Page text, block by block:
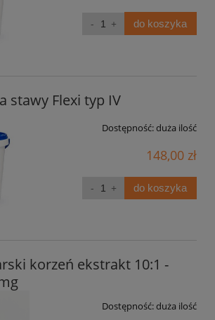
do koszyka
stawy Flexi typ IV
Dostępność:duża ilość
148,00 zł
do koszyka
korzeń ekstrakt 10:1 -
Dostępność:duża ilość